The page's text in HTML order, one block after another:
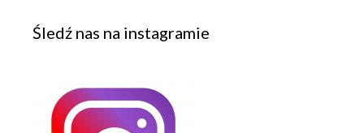
Śledź nas na instagramie